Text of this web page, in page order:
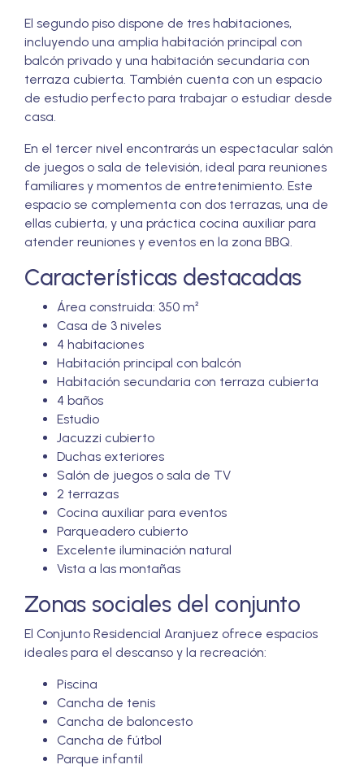
El segundo piso dispone de tres habitaciones,
incluyendo una amplia habitación principal con
balcón privado y una habitación secundaria con
terraza cubierta. También cuenta con un espacio
de estudio perfecto para trabajar o estudiar desde
casa.
En el tercer nivel encontrarás un espectacular salón
de juegos o sala de televisión, ideal para reuniones
familiares y momentos de entretenimiento. Este
espacio se complementa con dos terrazas, una de
ellas cubierta, y una práctica cocina auxiliar para
atender reuniones y eventos en la zona BBQ.
Características destacadas
Área construida: 350 m²
Casa de 3 niveles
4 habitaciones
Habitación principal con balcón
Habitación secundaria con terraza cubierta
4 baños
Estudio
Jacuzzi cubierto
Duchas exteriores
Salón de juegos o sala de TV
2 terrazas
Cocina auxiliar para eventos
Parqueadero cubierto
Excelente iluminación natural
Vista a las montañas
Zonas sociales del conjunto
El Conjunto Residencial Aranjuez ofrece espacios
ideales para el descanso y la recreación:
Piscina
Cancha de tenis
Cancha de baloncesto
Cancha de fútbol
Parque infantil